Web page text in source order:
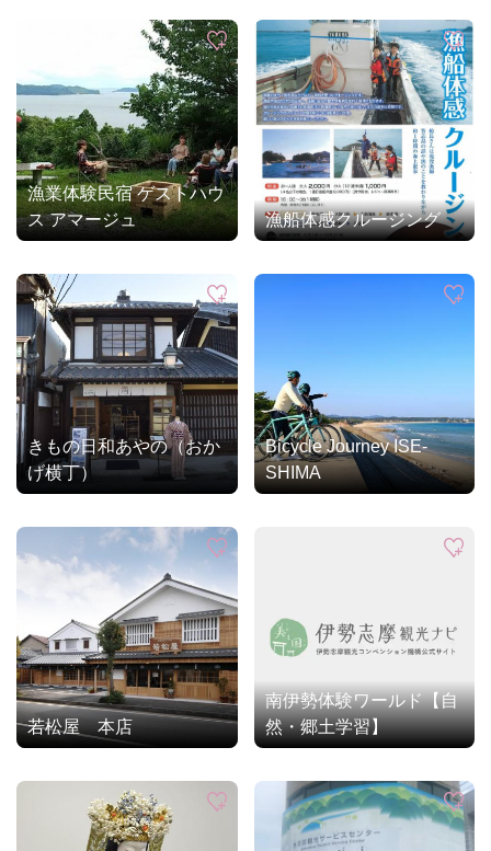
漁業体験民宿 ゲストハウ
ス アマージュ
漁船体感クルージング
きもの日和あやの（おか
げ横丁）
Bicycle Journey ISE-
SHIMA
若松屋 本店
南伊勢体験ワールド【自
然・郷土学習】